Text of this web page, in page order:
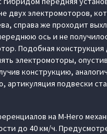
двух электромоторов,
справа же проходит
ось и не
Подобная конструкция
электромоторы,
конструкцию,
артикуляция подвески
на M-Hero
до 40 км/ч.